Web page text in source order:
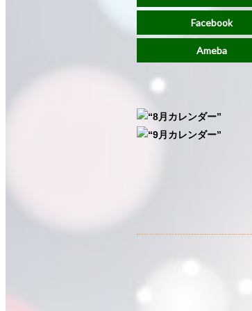
Facebook
Ameba